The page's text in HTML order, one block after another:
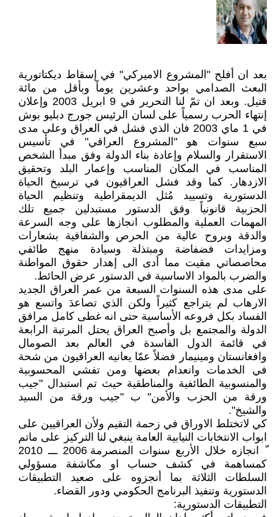
بعد ان أفلح "المشروع الاميركي" في إسقاط ديكتاتورية
البعث الصدامي بواحد وعشرين يوماً وبأقل من مائة
قتيل. وبعد ان تمّ لنا التحرير في 9 ابريل 2003 وإعلان
إنتهاء الحرب رسمياً على لسان الرئيس جورج دبليو بوش
في 1 ماي 2003 فان الذي فشل في العراق وعلى مدى
سبع سنوات هو "المشروع العراقي" في تأسيس
الاستقرار والسلام وإعادة بناء الدولة وفق مبدأ الشخص
المناسب في المكان المناسب وإعمار البلد وتحقيق
الازدهار. كما وقد فشل العراقيون في ترسيخ الحياة
الدستورية وتسييد مُثل الديمقراطية وتنظيم الحياة
الحزبية قانونياً وفق الدستور مستبدلين جميع تلك
المهمات العملية والمطلوب انجازها على وجه السرعة
والدقة وبروح عالية من الحرص والشفافية بشعارات
ومزايدات فضفاضة ومبتذلة وسيادة منهج طائفي
محاصصاتي مقيت مما أدى الى إهدار حقوق المواطنة
والضرب بالمواد الاساسية في الدستور عرض الحائط.
على مدى هذه السنوات السبعة من عمر العراق الجديد
الارهاب لم يتراجع كثيراً ولكن الذي تصاعدَ واتسع هو
الفساد بكل فروعه الأساسية حتى انه غطى كامل مرافق
الدولة والمجتمع بل وأصبح العراق يحتل المرتبة الرابعة
في قائمة الدول الفاسدة في العالم بعد الصومال
وافغانستان ومينيمار فضلاً عمّا يعانيه العراقيون من شحة
في الخدمات وانعدام بعضها ومن تفشي المحسوبية
والمنسوبية الطائفية والمناطقية حيث تم استبدال "جيب
ورقة من الحزب والأمن" ب "جيب ورقة من السيد
والشيخ".
كي لاتختلط الاوراق في زحمة التقيم ولأن العراقيين على
ابواب الانتخابات النيابية العامة ينبغي لنا التركيز على ماتم
ّ انجازه خلال الأربع سنوات المنصرمة 2006 ـــ 2010
كمساهمة في كشف حساب او مكاشفة مسؤولي
السلطات الثلاثة بما أنجزوه على صعيد التطبيقات
الدستورية وتنفيذ البرنامج الحكومي ودور القضاء.
التطبيقات الدستورية: